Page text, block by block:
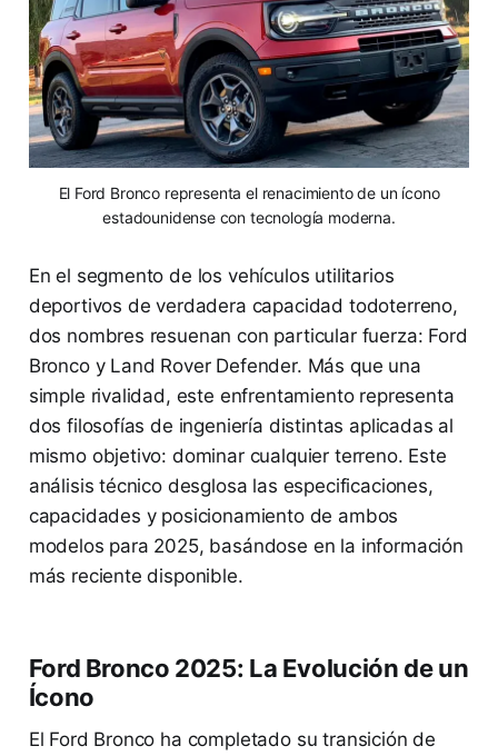
El Ford Bronco representa el renacimiento de un ícono
estadounidense con tecnología moderna.
En el segmento de los vehículos utilitarios
deportivos de verdadera capacidad todoterreno,
dos nombres resuenan con particular fuerza: Ford
Bronco y Land Rover Defender. Más que una
simple rivalidad, este enfrentamiento representa
dos filosofías de ingeniería distintas aplicadas al
mismo objetivo: dominar cualquier terreno. Este
análisis técnico desglosa las especificaciones,
capacidades y posicionamiento de ambos
modelos para 2025, basándose en la información
más reciente disponible.
Ford Bronco 2025: La Evolución de un
Ícono
El Ford Bronco ha completado su transición de